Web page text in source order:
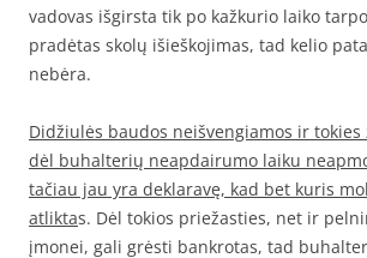
vadovas išgirsta tik po kažkurio laiko
pradėtas skolų išieškojimas, tad kelio
nebėra.
Didžiulės baudos neišvengiamos ir
dėl buhalterių neapdairumo laiku
tačiau jau yra deklaravę, kad bet kuris
atliktas. Dėl tokios priežasties, net ir
įmonei, gali grėsti bankrotas, tad